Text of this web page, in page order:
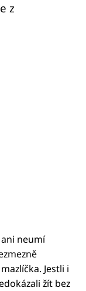
z
ani neumí
Jestli i
žít bez